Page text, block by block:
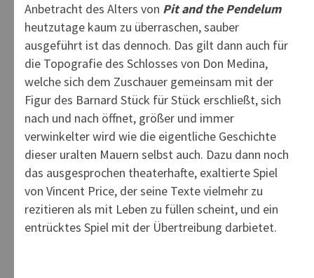
Anbetracht des Alters von Pit and the Pendelum
heutzutage kaum zu überraschen, sauber
ausgeführt ist das dennoch. Das gilt dann auch für
die Topografie des Schlosses von Don Medina,
welche sich dem Zuschauer gemeinsam mit der
Figur des Barnard Stück für Stück erschließt, sich
nach und nach öffnet, größer und immer
verwinkelter wird wie die eigentliche Geschichte
dieser uralten Mauern selbst auch. Dazu dann noch
das ausgesprochen theaterhafte, exaltierte Spiel
von Vincent Price, der seine Texte vielmehr zu
rezitieren als mit Leben zu füllen scheint, und ein
entrücktes Spiel mit der Übertreibung darbietet.